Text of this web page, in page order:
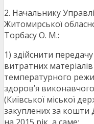
2. Начальнику
Житомирської
Торбасу О. М.:
1) здійснити
витратних
температурного
здоров’я
(Київської міської
закуплених за